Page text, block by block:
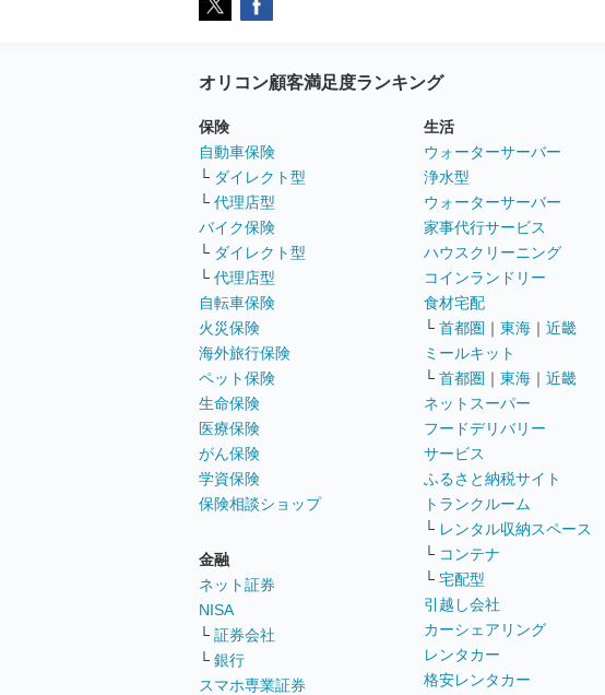
オリコン顧客満足度ランキング
保険
自動車保険
└ ダイレクト型
└ 代理店型
バイク保険
└ ダイレクト型
└ 代理店型
自転車保険
火災保険
海外旅行保険
ペット保険
生命保険
医療保険
がん保険
学資保険
保険相談ショップ
金融
ネット証券
NISA
└ 証券会社
└ 銀行
スマホ専業証券
生活
ウォーターサーバー
浄水型
ウォーターサーバー
家事代行サービス
ハウスクリーニング
コインランドリー
食材宅配
└ 首都圏 ｜ 東海 ｜ 近畿
ミールキット
└ 首都圏 ｜ 東海 ｜ 近畿
ネットスーパー
フードデリバリー
サービス
ふるさと納税サイト
トランクルーム
└ レンタル収納スペース
└ コンテナ
└ 宅配型
引越し会社
カーシェアリング
レンタカー
格安レンタカー